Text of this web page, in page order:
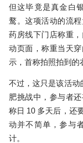
但这毕竟是真金白
鹜。这项活动的流
药房线下门店称重
动页面，称重当天
示，首称拍照拍到的
不过，这只是该活动
肥挑战中，参与者
称日 10 多天后，还
动并不简单，参与
计。